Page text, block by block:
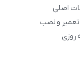
اصلی
تعمیر و نصب
روزی